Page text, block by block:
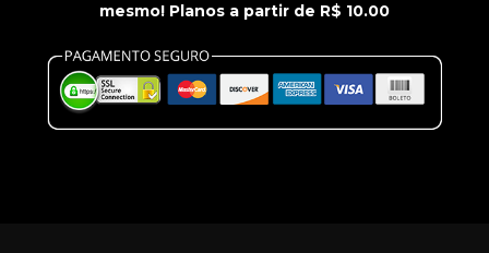
mesmo! Planos a partir de R$ 10.00